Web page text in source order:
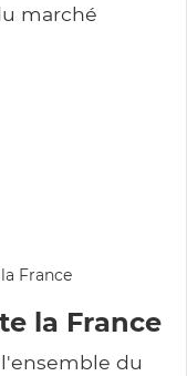
marché
la France
du